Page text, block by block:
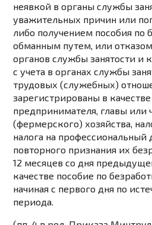
неявкой в органы службы
уважительных причин или
либо получением пособия по
обманным путем, или
органов службы занятости и
с учета в органах службы
трудовых (служебных)
зарегистрированы в
предпринимателя, главы или
(фермерского) хозяйства,
налога на профессиональный
повторного признания их
12 месяцев со дня
качестве пособие по
начиная с первого дня по
периода.